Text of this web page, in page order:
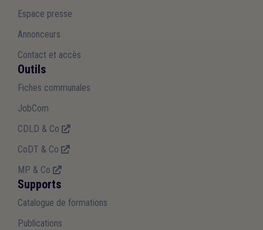
Espace presse
Annonceurs
Contact et accès
Outils
Fiches communales
JobCom
CDLD & Co
CoDT & Co
MP & Co
Supports
Catalogue de formations
Publications